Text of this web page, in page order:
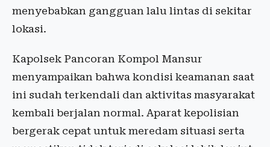
menyebabkan gangguan lalu lintas di sekitar
lokasi.
Kapolsek Pancoran Kompol Mansur
menyampaikan bahwa kondisi keamanan saat
ini sudah terkendali dan aktivitas masyarakat
kembali berjalan normal. Aparat kepolisian
bergerak cepat untuk meredam situasi serta